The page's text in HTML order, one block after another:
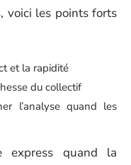
voici les points forts
et la rapidité
du collectif
l’analyse quand les
express quand la